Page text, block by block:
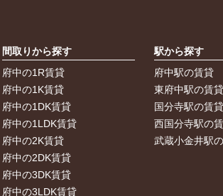
間取りから探す
府中の1R賃貸
府中の1K賃貸
府中の1DK賃貸
府中の1LDK賃貸
府中の2K賃貸
府中の2DK賃貸
府中の3DK賃貸
府中の3LDK賃貸
駅から探す
府中駅の賃貸
東府中駅の賃貸
国分寺駅の賃貸
西国分寺駅の
武蔵小金井駅